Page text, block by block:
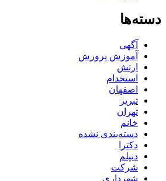
دسته‌ها
آگهی
آموزش پرورش
ارتش
استخدام
اصفهان
تبریز
تهران
خانم
دسته‌بندی نشده
دکترا
دیپلم
شرکت
شهرداری